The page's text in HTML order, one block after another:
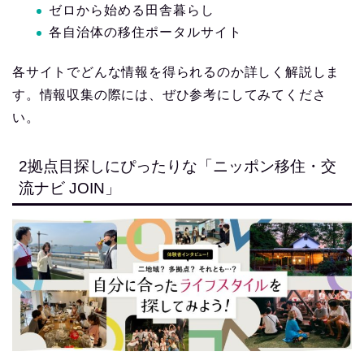
ゼロから始める田舎暮らし
各自治体の移住ポータルサイト
各サイトでどんな情報を得られるのか詳しく解説しま
す。情報収集の際には、ぜひ参考にしてみてくださ
い。
2拠点目探しにぴったりな「ニッポン移住・交
流ナビ JOIN」